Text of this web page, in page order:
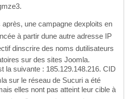
une campagne dexploits en
à partir dune autre adresse IP
dinscrire des noms dutilisateurs
sur des sites Joomla.
la suivante : 185.129.148.216. CID
sur le réseau de Sucuri a été
elles nont pas atteint leur cible à